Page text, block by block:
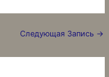
Следующая Запись →